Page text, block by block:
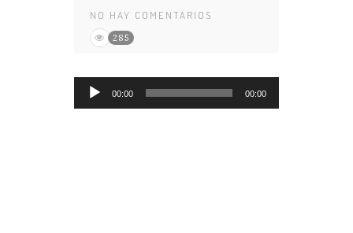
NO HAY COMENTARIOS
285
Reproductor
00:00 00:00